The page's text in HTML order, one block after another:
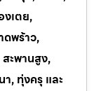
งเตย,
ดพร้าว,
ะพานสูง,
, ทุ่งครุ และ